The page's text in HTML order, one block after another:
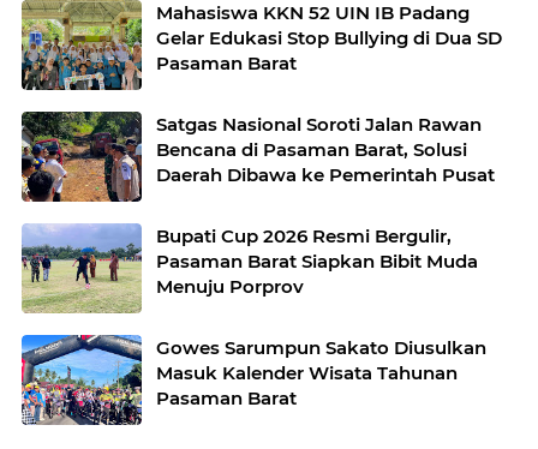
Mahasiswa KKN 52 UIN IB Padang
Gelar Edukasi Stop Bullying di Dua SD
Pasaman Barat
Satgas Nasional Soroti Jalan Rawan
Bencana di Pasaman Barat, Solusi
Daerah Dibawa ke Pemerintah Pusat
Bupati Cup 2026 Resmi Bergulir,
Pasaman Barat Siapkan Bibit Muda
Menuju Porprov
Gowes Sarumpun Sakato Diusulkan
Masuk Kalender Wisata Tahunan
Pasaman Barat